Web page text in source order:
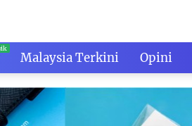
Malaysia Terkini Opini